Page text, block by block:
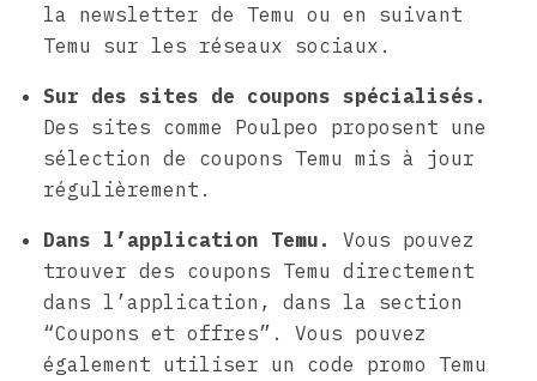
la newsletter de Temu ou en suivant
Temu sur les réseaux sociaux.
Sur des sites de coupons spécialisés.
Des sites comme Poulpeo proposent une
sélection de coupons Temu mis à jour
régulièrement.
Dans l’application Temu.
Vous pouvez
trouver des coupons Temu directement
dans l’application, dans la section
“Coupons et offres”. Vous pouvez
également utiliser un code promo Temu